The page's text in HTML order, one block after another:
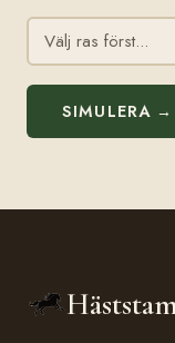
SIMULERA →